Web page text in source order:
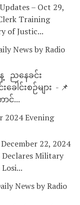
– Oct 29,
Training
of Justic...
News by Radio
ညနေခင်း
ါင်းစဉ်များ - 📌
င်...
2024 Evening
22, 2024
Declares Military
News by Radio